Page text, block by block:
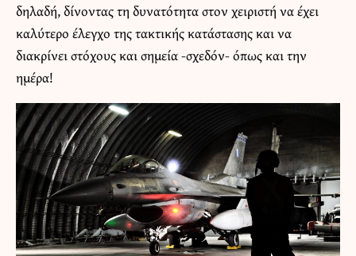
δηλαδή, δίνοντας τη δυνατότητα στον χειριστή να έχει
καλύτερο έλεγχο της τακτικής κατάστασης και να
διακρίνει στόχους και σημεία -σχεδόν- όπως και την
ημέρα!